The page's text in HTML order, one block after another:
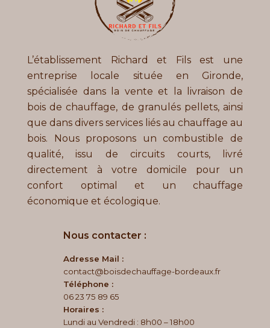
L’établissement Richard et Filsest une
entreprise locale située en Gironde,
spécialisée dans la vente et la livraison de
bois de chauffage, de granulés pellets, ainsi
que dans divers services liés au chauffage au
bois. Nous proposons un combustible de
qualité, issu de circuits courts, livré
directement à votre domicile pour un
confort optimal et un chauffage
économique et écologique.
Nous contacter :
Adresse Mail :
contact@boisdechauffage-bordeaux.fr
Téléphone :
06 23 75 89 65
Horaires :
Lundi au Vendredi : 8h00 – 18h00